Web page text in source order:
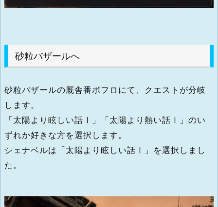
砂粒バザールへ
砂粒バザールの厩舎番ボフロにて、クエストが分岐
します。
「太陽より眩しい話Ⅰ」「太陽より熱い話Ⅰ」のい
ずれか好きな方を選択します。
シェナベルは「太陽より眩しい話Ⅰ」を選択しまし
た。